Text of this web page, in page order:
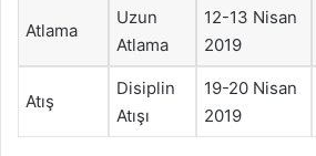
Atlama
Uzun
Atlama
12-13 Nisan
2019
Atış
Disiplin
Atışı
19-20 Nisan
2019